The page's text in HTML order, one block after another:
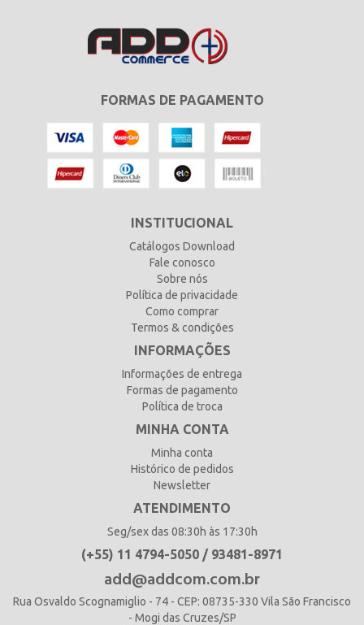
FORMAS DE PAGAMENTO
INSTITUCIONAL
Catálogos Download
Fale conosco
Sobre nós
Política de privacidade
Como comprar
Termos & condições
INFORMAÇÕES
Informações de entrega
Formas de pagamento
Política de troca
MINHA CONTA
Minha conta
Histórico de pedidos
Newsletter
ATENDIMENTO
Seg/sex das 08:30h às 17:30h
(+55) 11 4794-5050 / 93481-8971
add@addcom.com.br
Rua Osvaldo Scognamiglio - 74 - CEP: 08735-330 Vila São Francisco
- Mogi das Cruzes/SP